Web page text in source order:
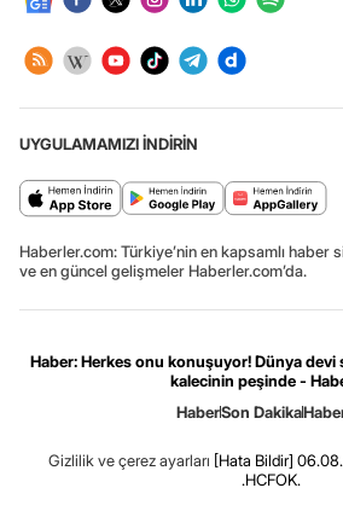
UYGULAMAMIZI İNDİRİN
Haberler.com: Türkiye’nin en kapsamlı haber
ve en güncel gelişmeler Haberler.com’da.
Haber: Herkes onu konuşuyor! Dünya devi
kalecinin peşinde -
HaberSon Dakika
Gizlilik ve çerez ayarları [Hata Bildir]
.HCFOK.